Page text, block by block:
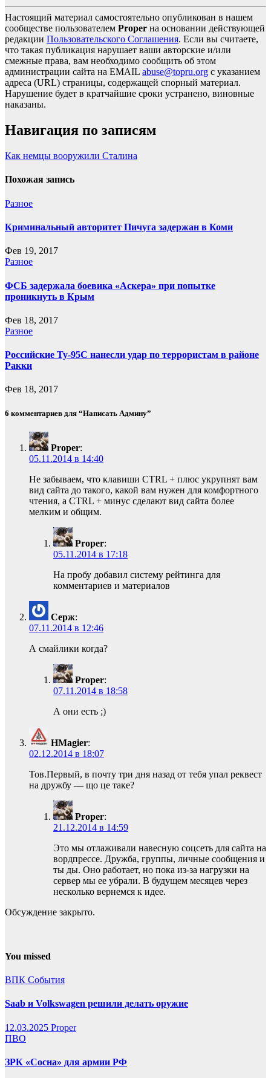
Настоящий материал самостоятельно опубликован в нашем
сообществе пользователем Proper на основании действующей
редакции Пользовательского Соглашения. Если вы считаете,
что такая публикация нарушает ваши авторские и/или
смежные права, вам необходимо сообщить об этом
администрации сайта на EMAIL abuse@topru.org с указанием
адреса (URL) страницы, содержащей спорный материал.
Нарушение будет в кратчайшие сроки устранено, виновные
наказаны.
Навигация по записям
Как немцы вооружили Сталина
Похожая запись
Разное
Криминальный авторитет Пичуга задержан в Коми
Фев 19, 2017
Разное
ФСБ задержала боевика «Аскера» при попытке
проникнуть в Крым
Фев 18, 2017
Разное
Российские Ту-95С нанесли удар по террористам в районе
Ракки
Фев 18, 2017
6 комментариев для “Написать Админу”
Proper:
05.11.2014 в 14:40
Не забываем, что клавиши CTRL + плюс укрупнят вам
вид сайта до такого, какой вам нужен для комфортного
чтения, а CTRL + минус сделают вид сайта более
мелким и общим.
Proper:
05.11.2014 в 17:18
На пробу добавил систему рейтинга для
комментариев и материалов
Серж:
07.11.2014 в 12:46
А смайлики когда?
Proper:
07.11.2014 в 18:58
А они есть ;)
HMagier:
02.12.2014 в 18:07
Тов.Первый, в почту три дня назад от тебя упал реквест
на дружбу — що це таке?
Proper:
21.12.2014 в 14:59
Это мы отлаживали навесную соцсеть для сайта на
вордпрессе. Дружба, группы, личные сообщения и
ты ды. Оно работает, но пока из-за нагрузки на
сервер мы ее убрали. В будущем месяцев через
несколько вернемся к идее.
Обсуждение закрыто.
You missed
ВПК События
Saab и Volkswagen решили делать оружие
12.03.2025 Proper
ПВО
ЗРК «Сосна» для армии РФ